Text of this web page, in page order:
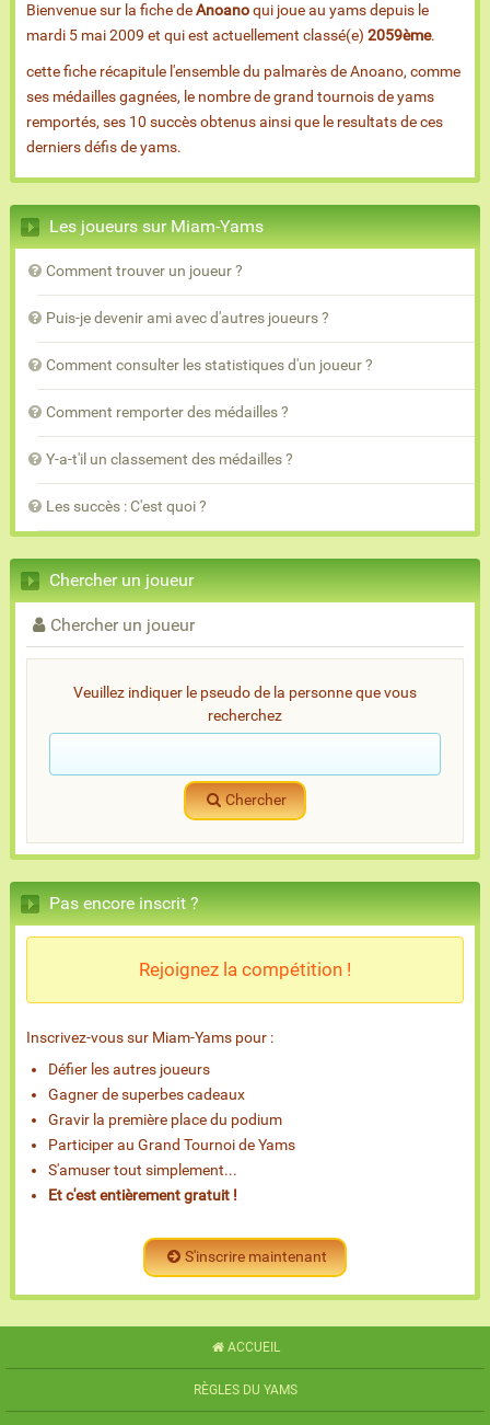
Bienvenue sur la fiche deAnoanoqui joue au yams depuis le
mardi 5 mai 2009 et qui est actuellement classé(e) 2059ème.
cette fiche récapitule l'ensemble du palmarès de Anoano, comme
ses médailles gagnées, le nombre de grand tournois de yams
remportés, ses 10 succès obtenus ainsi que le resultats de ces
derniers défis de yams.
Les joueurs sur Miam-Yams
Comment trouver un joueur ?
Puis-je devenir ami avec d'autres joueurs ?
Comment consulter les statistiques d'un joueur ?
Comment remporter des médailles ?
Y-a-t'il un classement des médailles ?
Les succès : C'est quoi ?
Chercher un joueur
Chercher un joueur
Veuillez indiquer le pseudo de la personne que vous
recherchez
Chercher
Pas encore inscrit ?
Rejoignez la compétition !
Inscrivez-vous sur Miam-Yams pour :
Défier les autres joueurs
Gagner de superbes cadeaux
Gravir la première place du podium
Participer au Grand Tournoi de Yams
S'amuser tout simplement...
Et c'est entièrement gratuit !
S'inscrire maintenant
ACCUEIL
RÈGLES DU YAMS